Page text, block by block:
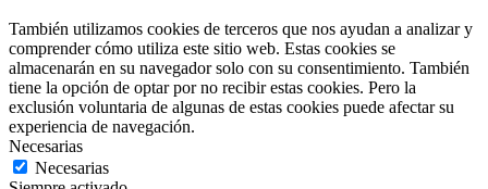
También utilizamos cookies de terceros que nos ayudan a analizar y
comprender cómo utiliza este sitio web. Estas cookies se
almacenarán en su navegador solo con su consentimiento. También
tiene la opción de optar por no recibir estas cookies. Pero la
exclusión voluntaria de algunas de estas cookies puede afectar su
experiencia de navegación.
Necesarias
Necesarias